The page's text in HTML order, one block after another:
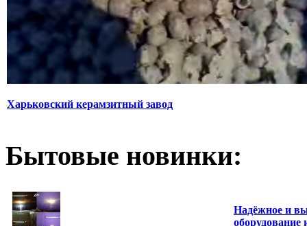
Харьковский керамзитный завод
Бытовые новинки:
Надёжное и